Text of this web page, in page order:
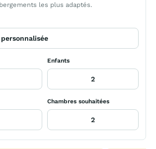
les plus adaptés.
Enfants
Chambres souhaitées